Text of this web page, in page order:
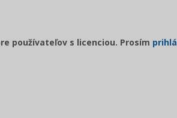
používateľov s licenciou. Prosím